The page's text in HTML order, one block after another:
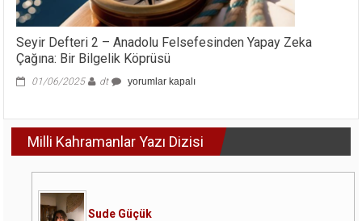
Seyir Defteri 2 – Anadolu Felsefesinden Yapay Zeka
Çağına: Bir Bilgelik Köprüsü
01/06/2025 dt
Seyir
Anadolu
Felsefesinden
Bir
yorumlar kapalı
Milli Kahramanlar Yazı Dizisi
Sude Güçük